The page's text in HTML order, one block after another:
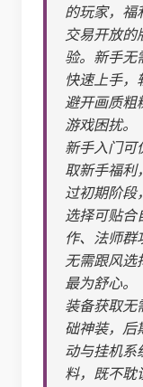
的玩家，福
交易开放
验。新手无
快速上手，
避开画质粗
游戏困扰。
新手入门可
取新手福利
过初期阶段
选择可贴合
作、法师群
无需跟风选
最为舒心。
装备获取无
础神装，
动与挂机系
料，既不耽